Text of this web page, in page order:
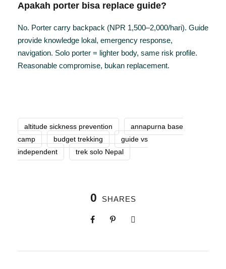
Apakah porter bisa replace guide?
No. Porter carry backpack (NPR 1,500–2,000/hari). Guide
provide knowledge lokal, emergency response,
navigation. Solo porter = lighter body, same risk profile.
Reasonable compromise, bukan replacement.
altitude sickness prevention
annapurna base
camp
budget trekking
guide vs
independent
trek solo Nepal
0 SHARES